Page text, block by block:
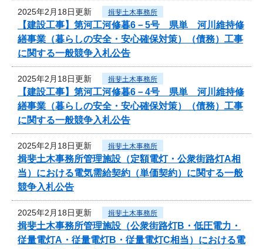
2025年2月18日更新 揖斐土木事務所
【建設工事】第河工河修暮6－5号 県単 河川維持修
繕事業（暮らしの安全・安心確保対策）（債務）工事
に関する一般競争入札公告
2025年2月18日更新 揖斐土木事務所
【建設工事】第河工河修暮6－4号 県単 河川維持修
繕事業（暮らしの安全・安心確保対策）（債務）工事
に関する一般競争入札公告
2025年2月18日更新 揖斐土木事務所
揖斐土木事務所管理施設（定額電灯・公衆街路灯A相
当）における電気需給契約（単価契約）に関する一般
競争入札公告
2025年2月18日更新 揖斐土木事務所
揖斐土木事務所管理施設（公衆街路灯B・低圧電力・
従量電灯A・従量電灯B・従量電灯C相当）における電